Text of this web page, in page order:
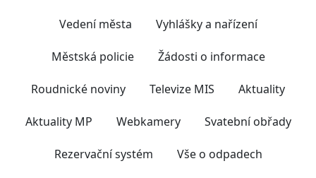
Vedení města Vyhlášky a nařízení
Městská policie Žádosti o informace
Roudnické noviny Televize MIS Aktuality
Aktuality MP Webkamery Svatební obřady
Rezervační systém Vše o odpadech